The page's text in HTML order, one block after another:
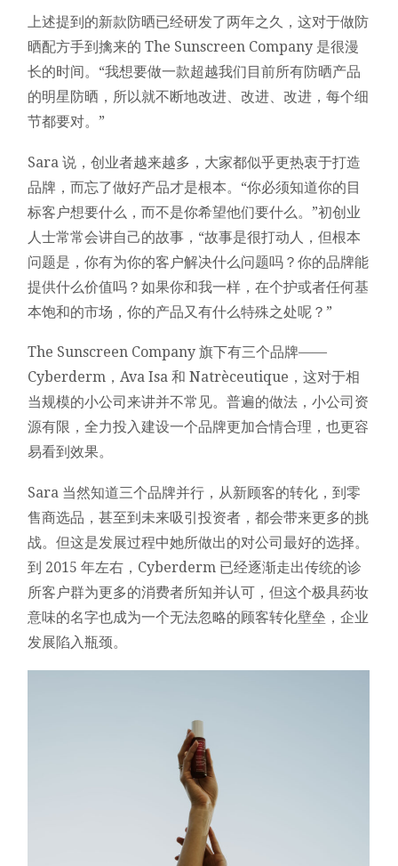
上述提到的新款防晒已经研发了两年之久，这对于做防
晒配方手到擒来的 The Sunscreen Company 是很漫
长的时间。“我想要做一款超越我们目前所有防晒产品
的明星防晒，所以就不断地改进、改进、改进，每个细
节都要对。”
Sara 说，创业者越来越多，大家都似乎更热衷于打造
品牌，而忘了做好产品才是根本。“你必须知道你的目
标客户想要什么，而不是你希望他们要什么。”初创业
人士常常会讲自己的故事，“故事是很打动人，但根本
问题是，你有为你的客户解决什么问题吗？你的品牌能
提供什么价值吗？如果你和我一样，在个护或者任何基
本饱和的市场，你的产品又有什么特殊之处呢？”
The Sunscreen Company 旗下有三个品牌——
Cyberderm，Ava Isa 和 Natrèceutique，这对于相
当规模的小公司来讲并不常见。普遍的做法，小公司资
源有限，全力投入建设一个品牌更加合情合理，也更容
易看到效果。
Sara 当然知道三个品牌并行，从新顾客的转化，到零
售商选品，甚至到未来吸引投资者，都会带来更多的挑
战。但这是发展过程中她所做出的对公司最好的选择。
到 2015 年左右，Cyberderm 已经逐渐走出传统的诊
所客户群为更多的消费者所知并认可，但这个极具药妆
意味的名字也成为一个无法忽略的顾客转化壁垒，企业
发展陷入瓶颈。